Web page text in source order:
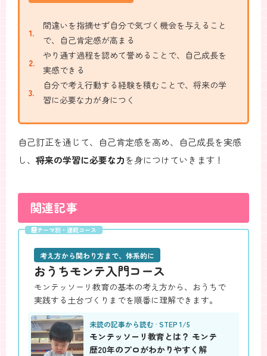
間違いを指摘せず自分で気づく機会を与えること
で、自己肯定感が高まる
やり通す過程を認めて誉めることで、自己成長を
実感できる
自分で考え行動する経験を積むことで、将来の学
習に必要な力が身につく
自己訂正を通じて、自己肯定感を高め、自己成長を実感
し、 将来の学習に必要な力を身につけていきます！
関連記事
テーマ別・連続コース 全5本
考え方から関わり方まで、体系的に
おうちモンテ入門コース
モンテッソーリ教育の基本の考え方から、おうちで
実践する土台づくりまでを順番に理解できます。
未読の記事から読む · STEP 1/5
モンテッソーリ教育とは？ モンテ
歴20年のプロがわかりやすく解